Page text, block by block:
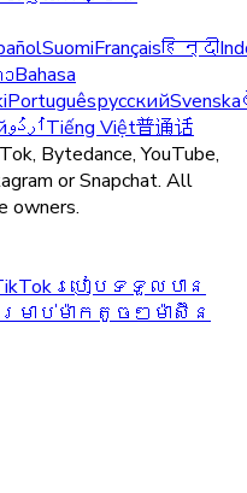
SuomiFrançaisहिन्दी
Bahasa
PortuguêsрусскийSvenska
اُردُوTiếng Việt普通话
Bytedance, YouTube,
or Snapchat. All
owners.
របៀបទទួលបាន
រាប់ម៉ាកតូចៗ ម៉ាស៊ីន